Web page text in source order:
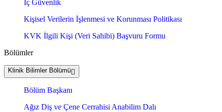
İç Güvenlik
Kişisel Verilerin İşlenmesi ve Korunması Politikası
KVK İlgili Kişi (Veri Sahibi) Başvuru Formu
Bölümler
Klinik Bilimler Bölümü
Bölüm Başkanı
Ağız Diş ve Çene Cerrahisi Anabilim Dalı